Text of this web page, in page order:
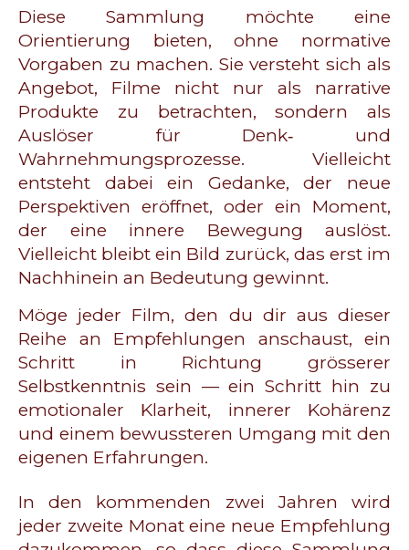
Diese Sammlung möchte eine
Orientierung bieten, ohne normative
Vorgaben zu machen. Sie versteht sich als
Angebot, Filme nicht nur als narrative
Produkte zu betrachten, sondern als
Auslöser für Denk‑ und
Wahrnehmungsprozesse. Vielleicht
entsteht dabei ein Gedanke, der neue
Perspektiven eröffnet, oder ein Moment,
der eine innere Bewegung auslöst.
Vielleicht bleibt ein Bild zurück, das erst im
Nachhinein an Bedeutung gewinnt.
Möge jeder Film, den du dir aus dieser
Reihe an Empfehlungen anschaust, ein
Schritt in Richtung grösserer
Selbstkenntnis sein — ein Schritt hin zu
emotionaler Klarheit, innerer Kohärenz
und einem bewussteren Umgang mit den
eigenen Erfahrungen.
In den kommenden zwei Jahren wird
jeder zweite Monat eine neue Empfehlung